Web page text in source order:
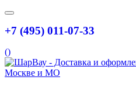
+7 (495) 011-07-33
()